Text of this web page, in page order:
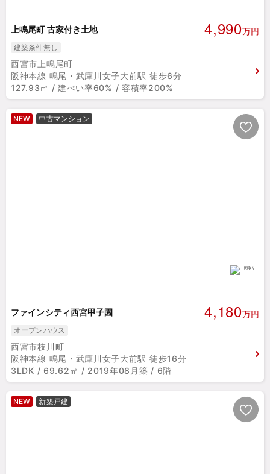
上鳴尾町 古家付き土地 4,990万円
建築条件無し
西宮市上鳴尾町
阪神本線 鳴尾・武庫川女子大前駅 徒歩6分
127.93㎡ / 建ぺい率60% / 容積率200%
NEW 中古マンション
ファインシティ西宮甲子園 4,180万円
オープンハウス
西宮市枝川町
阪神本線 鳴尾・武庫川女子大前駅 徒歩16分
3LDK / 69.62㎡ / 2019年08月築 / 6階
NEW 新築戸建